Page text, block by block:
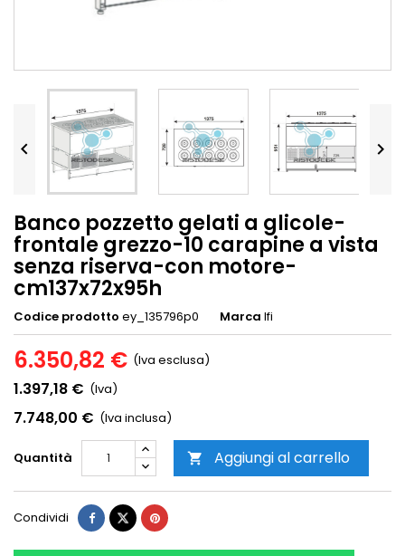
 
Banco pozzetto gelati a glicole-
frontale grezzo-10 carapine a vista
senza riserva-con motore-
cm137x72x95h
Codice prodotto ey_135796p0 Marca Ifi
6.350,82 € (Iva esclusa)
1.397,18 € (Iva)
7.748,00 € (Iva inclusa)
Quantità  Aggiungi al carrello
Condividi